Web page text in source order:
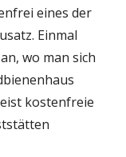
eines der
Einmal
wo man sich
kostenfreie